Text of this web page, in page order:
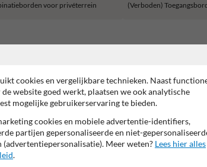
voor privéterrein (Verboden)
Anti-graffiti laminaat 99%
cookies en vergelijkbare technieken. Naast
website goed werkt, plaatsen we ook analytische
mogelijke gebruikerservaring te bieden.
cookies en mobiele advertentie-identifiers,
partijen gepersonaliseerde en niet-
(advertentiepersonalisatie). Meer weten? Lees hier alles
.